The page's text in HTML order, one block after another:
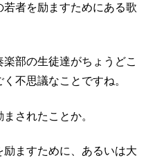
者を励ますためにある歌
部の生徒達がちょうどこ
不思議なことですね。
されたことか。
ますために、あるいは大